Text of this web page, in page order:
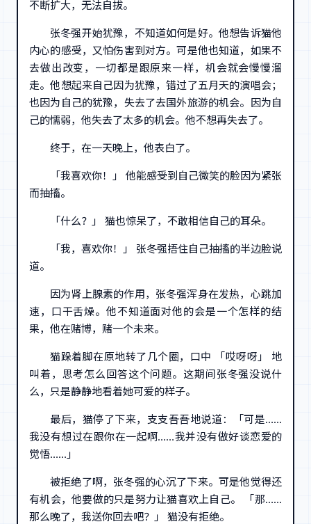
不断扩大，无法自拔。
张冬强开始犹豫，不知道如何是好。他想告诉猫他
内心的感受，又怕伤害到对方。可是他也知道，如果不
去做出改变，一切都是跟原来一样，机会就会慢慢溜
走。他想起来自己因为犹豫，错过了五月天的演唱会；
也因为自己的犹豫，失去了去国外旅游的机会。因为自
己的懦弱，他失去了太多的机会。他不想再失去了。
终于，在一天晚上，他表白了。
「我喜欢你！」 他能感受到自己微笑的脸因为紧张
而抽搐。
「什么？」 猫也惊呆了，不敢相信自己的耳朵。
「我，喜欢你！」 张冬强捂住自己抽搐的半边脸说
道。
因为肾上腺素的作用，张冬强浑身在发热，心跳加
速，口干舌燥。他不知道面对他的会是一个怎样的结
果，他在赌博，赌一个未来。
猫跺着脚在原地转了几个圈，口中 「哎呀呀」 地
叫着，思考怎么回答这个问题。这期间张冬强没说什
么，只是静静地看着她可爱的样子。
最后，猫停了下来，支支吾吾地说道：「可是……
我没有想过在跟你在一起啊……我并没有做好谈恋爱的
觉悟……」
被拒绝了啊，张冬强的心沉了下来。可是他觉得还
有机会，他要做的只是努力让猫喜欢上自己。 「那……
那么晚了，我送你回去吧？」 猫没有拒绝。